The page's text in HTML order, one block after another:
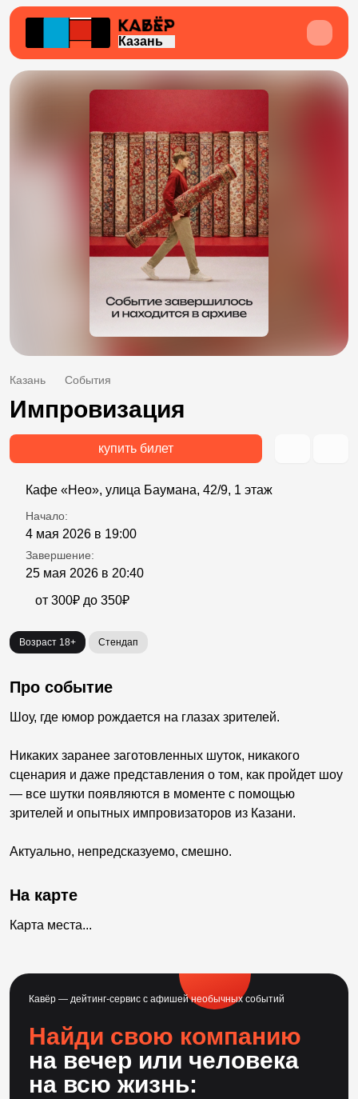
Казань
Казань События
Импровизация
купить билет
Кафе «Нео», улица Баумана, 42/9, 1 этаж
Начало:
4 мая 2026 в 19:00
Завершение:
25 мая 2026 в 20:40
от 300₽ до 350₽
Возраст 18+ Стендап
Про событие
Шоу, где юмор рождается на глазах зрителей.
Никаких заранее заготовленных шуток, никакого
сценария и даже представления о том, как пройдет шоу
— все шутки появляются в моменте с помощью
зрителей и опытных импровизаторов из Казани.
Актуально, непредсказуемо, смешно.
На карте
Карта места...
Кавёр — дейтинг-сервис с афишей необычных событий
Найди свою компанию
на вечер или человека
на всю жизнь: